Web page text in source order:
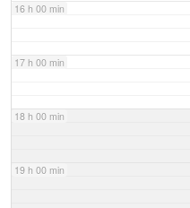
16 h 00 min
17 h 00 min
18 h 00 min
19 h 00 min